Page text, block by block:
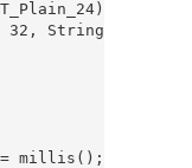
32,
millis();